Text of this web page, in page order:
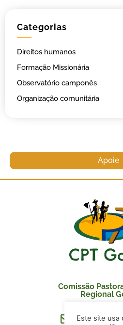
Categorias
Direitos humanos
Formação Missionária
Observatório camponês
Organização comunitária
Apoie
Comissão
Regional
Este site usa